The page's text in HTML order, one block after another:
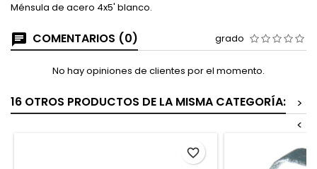
Ménsula de acero 4x5' blanco.
COMENTARIOS (0) grado
No hay opiniones de clientes por el momento.
16 OTROS PRODUCTOS DE LA MISMA CATEGORÍA:
>
<
favorite_border